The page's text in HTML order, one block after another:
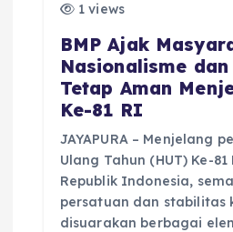
1 views
BMP Ajak
Nasionalisme
Tetap Aman
Ke-81 RI
JAYAPURA – Menjelang
Ulang Tahun (HUT) Ke-
Republik Indonesia,
persatuan dan stabilitas
disuarakan berbagai